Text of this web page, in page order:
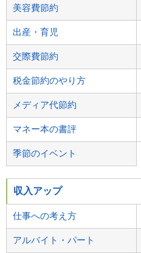
美容費節約
出産・育児
交際費節約
税金節約のやり方
メディア代節約
マネー本の書評
季節のイベント
収入アップ
仕事への考え方
アルバイト・パート